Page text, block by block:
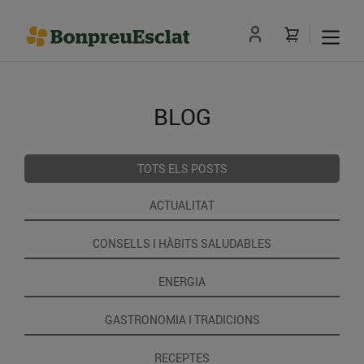
BLOG
TOTS ELS POSTS
ACTUALITAT
CONSELLS I HÀBITS SALUDABLES
ENERGIA
GASTRONOMIA I TRADICIONS
RECEPTES